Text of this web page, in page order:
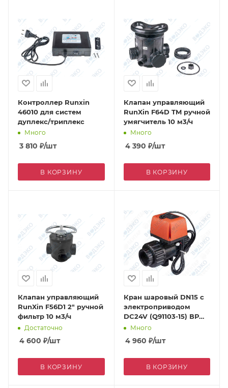
Контроллер Runxin
46010 для систем
дуплекс/триплекс
Много
3 810 ₽/шт
В КОРЗИНУ
Клапан управляющий
RunXin F64D TM ручной
умягчитель 10 м3/ч
Много
4 390 ₽/шт
В КОРЗИНУ
Клапан управляющий
RunXin F56D1 2" ручной
фильтр 10 м3/ч
Достаточно
4 600 ₽/шт
В КОРЗИНУ
Кран шаровый DN15 с
электроприводом
DC24V (Q91103-15) ВР
1/2"Много
4 960 ₽/шт
В КОРЗИНУ